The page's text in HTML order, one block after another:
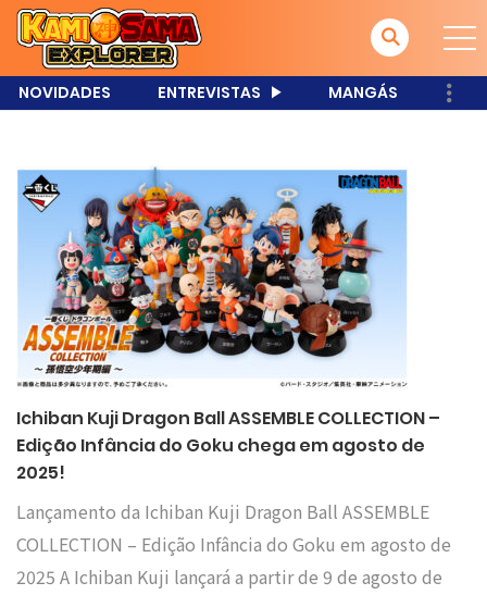
NOVIDADES ENTREVISTAS MANGÁS
Ichiban Kuji Dragon Ball ASSEMBLE COLLECTION –
Edição Infância do Goku chega em agosto de
2025!
Lançamento da Ichiban Kuji Dragon Ball ASSEMBLE
COLLECTION – Edição Infância do Goku em agosto de
2025 A Ichiban Kuji lançará a partir de 9 de agosto de